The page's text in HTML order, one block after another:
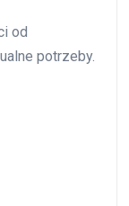
od
potrzeby.